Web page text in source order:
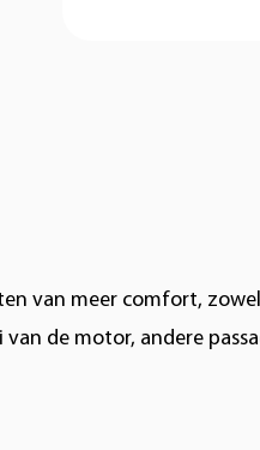
van meer comfort,
de motor, andere